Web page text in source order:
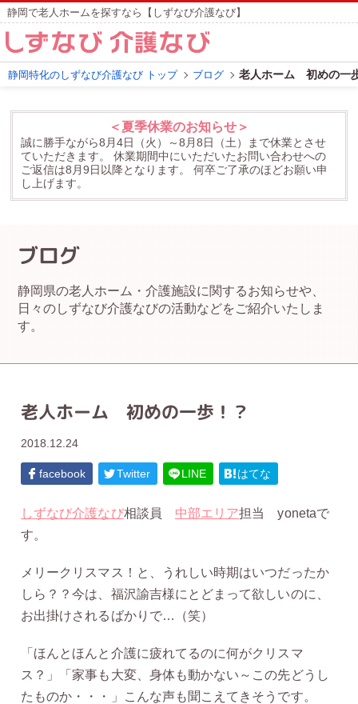
静岡で老人ホームを探すなら【しずなび介護なび】
静岡特化のしずなび介護なび トップ ブログ 老人ホーム 初めの一
＜夏季休業のお知らせ＞
誠に勝手ながら8月4日（火）～8月8日（土）まで休業とさせ
ていただきます。
休業期間中にいただいたお問い合わせへの
ご返信は8月9日以降となります。
何卒ご了承のほどお願い申
し上げます。
ブログ
静岡県の老人ホーム・介護施設に関するお知らせや、
日々のしずなび介護なびの活動などをご紹介いたしま
す。
老人ホーム 初めの一歩！？
2018.12.24
facebook Twitter LINE はてな
しずなび介護なび相談員 中部エリア担当 yonetaで
す。
メリークリスマス！と、うれしい時期はいつだったか
しら？？今は、福沢諭吉様にとどまって欲しいのに、
お出掛けされるばかりで…（笑）
「ほんとほんと介護に疲れてるのに何がクリスマ
ス？」「家事も大変、身体も動かない～この先どうし
たものか・・・」こんな声も聞こえてきそうです。